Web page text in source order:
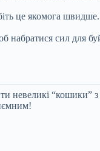
це якомога
набратися сил для
невеликі “кошики” з